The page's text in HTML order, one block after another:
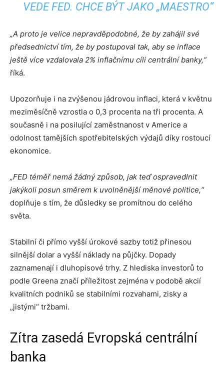
VEDE FED. CHCE BÝT JAKO „MAESTRO“
„A proto je velice nepravděpodobné, že by zahájil své
předsednictví tím, že by postupoval tak, aby se inflace
ještě více vzdalovala 2% inflačnímu cíli centrální banky,“
říká.
Upozorňuje i na zvýšenou jádrovou inflaci, která v květnu
meziměsíčně vzrostla o 0,3 procenta na tři procenta. A
současně i na posilující zaměstnanost v Americe a
odolnost tamějších spotřebitelských výdajů díky rostoucí
ekonomice.
„FED téměř nemá žádný způsob, jak teď ospravedlnit
jakýkoli posun směrem k uvolněnější měnové politice,“
doplňuje s tím, že důsledky se promítnou do celého
světa.
Stabilní či přímo vyšší úrokové sazby totiž přinesou
silnější dolar a vyšší náklady na půjčky. Dopady
zaznamenají i dluhopisové trhy. Z hlediska investorů to
podle Greena značí příležitost zejména v podobě akcií
kvalitních podniků se stabilními rozvahami, zisky a
„jistými“ tržbami.
Zítra zasedá Evropská centrální
banka